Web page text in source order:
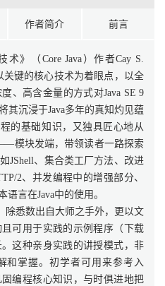
作者简介 前言
》（Core Java）作者Cay S.
关键的核心技术为着眼点，以全
、高含金量的方式对Java SE 9
其沉浸于Java多年的真知灼见蕴
的基础知识，又独具匠心地从
模块发端，带领读者一路探索
JShell、集合类工厂方法、改进
2、并发编程中的增强部分、
言在Java中的使用。
除悉数出自大师之手外，更以文
可用于实践的示例程序（下载
这种亲身实践的讲授模式，非
和掌握。初学者可用来参考入
编程核心知识，与时俱进地把